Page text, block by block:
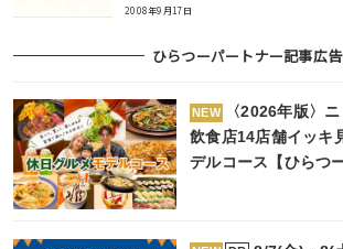
2008年9月17日
ひらつーパートナー記事広告
NEW
〈2026年版〉
飲食店14店舗イッキ
デルコース【ひらつ